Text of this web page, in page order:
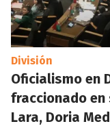
División
Oficialismo en
fraccionado en
Lara, Doria